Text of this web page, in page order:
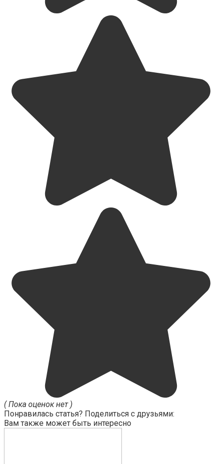
( Пока оценок нет )
Понравилась статья? Поделиться с друзьями:
Вам также может быть интересно